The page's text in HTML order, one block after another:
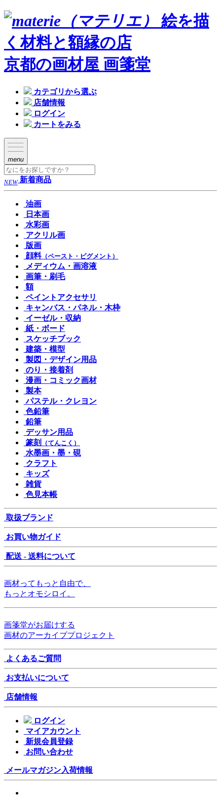
絵を描
く材料と額縁の店
京都の画材屋 画箋堂
カテゴリから選ぶ
店舗情報
ログイン
カートをみる
menu
NEW 新着商品
油画
日本画
水彩画
アクリル画
版画
顔料（ペースト・ピグメント）
メディウム・画溶液
画筆・刷毛
額
ペイントアクセサリ
キャンバス・パネル・木枠
イーゼル・収納
紙・ボード
スケッチブック
建築・模型
製図・デザイン用品
のり・接着剤
漫画・コミック画材
製本
パステル・クレヨン
色鉛筆
鉛筆
デッサン用品
篆刻
（てんこく）
水墨画・墨・硯
クラフト
キッズ
雑貨
色見本帳
取扱ブランド
お買い物ガイド
配送 - 送料について
画材ってもっと自由で、
もっとオモシロイ。
画箋堂がお届けする
画材のアーカイブプロジェクト
よくあるご質問
お支払いについて
店舗情報
ログイン
マイアカウント
新規会員登録
お問い合わせ
メールマガジン入荷情報